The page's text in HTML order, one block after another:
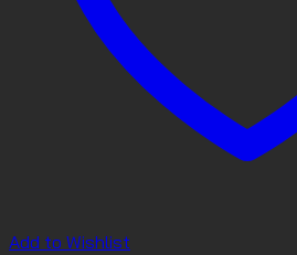
Add to Wishlist